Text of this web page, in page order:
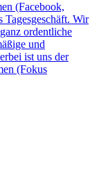
(Facebook,
Tagesgeschäft. Wir
ordentliche
und
ist uns der
(Fokus